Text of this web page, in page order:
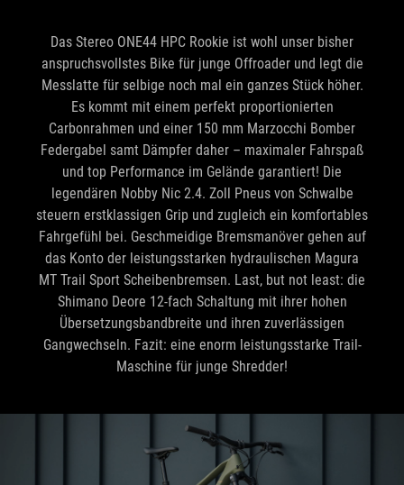
Das Stereo ONE44 HPC Rookie ist wohl unser bisher
anspruchsvollstes Bike für junge Offroader und legt die
Messlatte für selbige noch mal ein ganzes Stück höher.
Es kommt mit einem perfekt proportionierten
Carbonrahmen und einer 150 mm Marzocchi Bomber
Federgabel samt Dämpfer daher – maximaler Fahrspaß
und top Performance im Gelände garantiert! Die
legendären Nobby Nic 2.4. Zoll Pneus von Schwalbe
steuern erstklassigen Grip und zugleich ein komfortables
Fahrgefühl bei. Geschmeidige Bremsmanöver gehen auf
das Konto der leistungsstarken hydraulischen Magura
MT Trail Sport Scheibenbremsen. Last, but not least: die
Shimano Deore 12-fach Schaltung mit ihrer hohen
Übersetzungsbandbreite und ihren zuverlässigen
Gangwechseln. Fazit: eine enorm leistungsstarke Trail-
Maschine für junge Shredder!